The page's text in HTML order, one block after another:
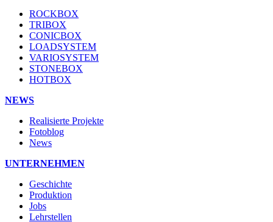
ROCKBOX
TRIBOX
CONICBOX
LOADSYSTEM
VARIOSYSTEM
STONEBOX
HOTBOX
NEWS
Realisierte Projekte
Fotoblog
News
UNTERNEHMEN
Geschichte
Produktion
Jobs
Lehrstellen